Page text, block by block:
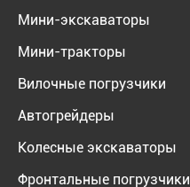
Мини-экскаваторы
Мини-тракторы
Вилочные погрузчики
Автогрейдеры
Колесные экскаваторы
Фронтальные погрузчики